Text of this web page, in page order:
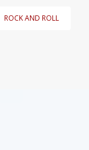
ROCK AND ROLL